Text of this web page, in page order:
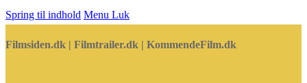
Spring til indhold Menu Luk
Filmsiden.dk | Filmtrailer.dk | KommendeFilm.dk